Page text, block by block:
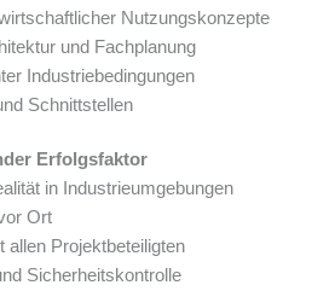
Nutzungskonzepte
und Fachplanung
Industriebedingungen
Schnittstellen
Erfolgsfaktor
in Industrieumgebungen
Ort
allen Projektbeteiligten
Sicherheitskontrolle